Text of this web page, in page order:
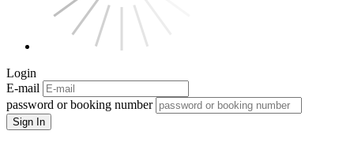
Login
E-mail
password or booking number
Sign In